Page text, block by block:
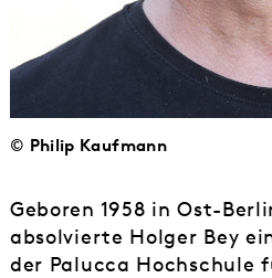
© Philip Kaufmann
Geboren 1958 in Ost-
absolvierte Holger Bey
der Palucca Hochschule